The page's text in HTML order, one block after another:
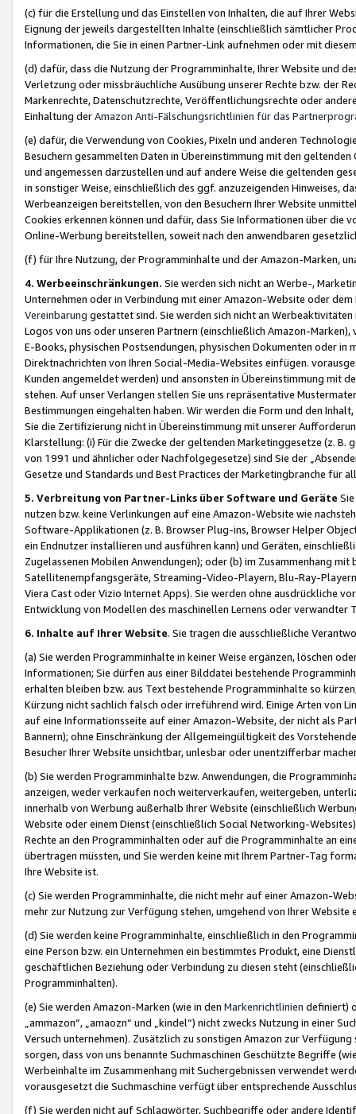
(c) für die Erstellung und das Einstellen von Inhalten, die auf Ihrer
Eignung der jeweils dargestellten Inhalte (einschließlich sämtlicher
Informationen, die Sie in einen Partner-Link aufnehmen oder mit
(d) dafür, dass die Nutzung der Programminhalte, Ihrer Website und
Verletzung oder missbräuchliche Ausübung unserer Rechte bzw. der
Markenrechte, Datenschutzrechte, Veröffentlichungsrechte oder
Einhaltung derAmazon Anti-Fälschungsrichtlinien für das
(e) dafür, die Verwendung von Cookies, Pixeln und anderen
Besuchern gesammelten Daten in Übereinstimmung mit den
und angemessen darzustellen und auf andere Weise die geltenden
in sonstiger Weise, einschließlich des ggf. anzuzeigenden Hinweises,
Werbeanzeigen bereitstellen, von den Besuchern Ihrer Website
Cookies erkennen können und dafür, dass Sie Informationen über die
Online-Werbung bereitstellen, soweit nach den anwendbaren
(f) für Ihre Nutzung, der Programminhalte und der Amazon-Marken,
4. Werbeeinschränkungen. Sie werden sich nicht an Werbe-,
Unternehmen oder in Verbindung mit einer Amazon-Website oder
Vereinbarung gestattet sind. Sie werden sich nicht an
Logos von uns oder unseren Partnern (einschließlich Amazon-
E-Books, physischen Postsendungen, physischen Dokumenten oder in
Direktnachrichten von Ihren Social-Media-Websites einfügen.
Kunden angemeldet werden) und ansonsten in Übereinstimmung mit
stehen. Auf unser Verlangen stellen Sie uns repräsentative
Bestimmungen eingehalten haben. Wir werden die Form und den
Sie die Zertifizierung nicht in Übereinstimmung mit unserer
Klarstellung: (i) Für die Zwecke der geltenden Marketinggesetze (z. B.
von 1991 und ähnlicher oder Nachfolgegesetze) sind Sie der
Gesetze und Standards und Best Practices der Marketingbranche für
5. Verbreitung von Partner-Links über Software und Geräte
nutzen bzw. keine Verlinkungen auf eine Amazon-Website wie
Software-Applikationen (z. B. Browser Plug-ins, Browser Helper
ein Endnutzer installieren und ausführen kann) und Geräten,
Zugelassenen Mobilen Anwendungen); oder (b) im Zusammenhang
Satellitenempfangsgeräte, Streaming-Video-Playern, Blu-Ray-
Viera Cast oder Vizio Internet Apps). Sie werden ohne ausdrückliche
Entwicklung von Modellen des maschinellen Lernens oder
6. Inhalte auf Ihrer Website. Sie tragen die ausschließliche
(a) Sie werden Programminhalte in keiner Weise ergänzen, löschen
Informationen; Sie dürfen aus einer Bilddatei bestehende
erhalten bleiben bzw. aus Text bestehende Programminhalte so
Kürzung nicht sachlich falsch oder irreführend wird. Einige Arten von
auf eine Informationsseite auf einer Amazon-Website, der nicht als
Bannern); ohne Einschränkung der Allgemeingültigkeit des
Besucher Ihrer Website unsichtbar, unlesbar oder unentzifferbar
(b) Sie werden Programminhalte bzw. Anwendungen, die
anzeigen, weder verkaufen noch weiterverkaufen, weitergeben,
innerhalb von Werbung außerhalb Ihrer Website (einschließlich
Website oder einem Dienst (einschließlich Social Networking-
Rechte an den Programminhalten oder auf die Programminhalte an
übertragen müssten, und Sie werden keine mit Ihrem Partner-Tag
Ihre Website ist.
(c) Sie werden Programminhalte, die nicht mehr auf einer Amazon-
mehr zur Nutzung zur Verfügung stehen, umgehend von Ihrer
(d) Sie werden keine Programminhalte, einschließlich in den
eine Person bzw. ein Unternehmen ein bestimmtes Produkt, eine
geschäftlichen Beziehung oder Verbindung zu diesen steht
Programminhalten).
(e) Sie werden Amazon-Marken (wie in den Markenrichtlinien definiert)
„ammazon“, „amaozn“ und „kindel“) nicht zwecks Nutzung in einer
Versuch unternehmen). Zusätzlich zu sonstigen Amazon zur
sorgen, dass von uns benannte Suchmaschinen Geschützte Begriffe
Werbeinhalte im Zusammenhang mit Suchergebnissen verwendet
vorausgesetzt die Suchmaschine verfügt über entsprechende
(f) Sie werden nicht auf Schlagwörter, Suchbegriffe oder andere